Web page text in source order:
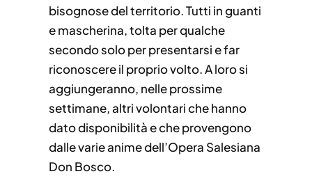
bisognose del territorio. Tutti in guanti
e mascherina, tolta per qualche
secondo solo per presentarsi e far
riconoscere il proprio volto. A loro si
aggiungeranno, nelle prossime
settimane, altri volontari che hanno
dato disponibilità e che provengono
dalle varie anime dell’Opera Salesiana
Don Bosco.